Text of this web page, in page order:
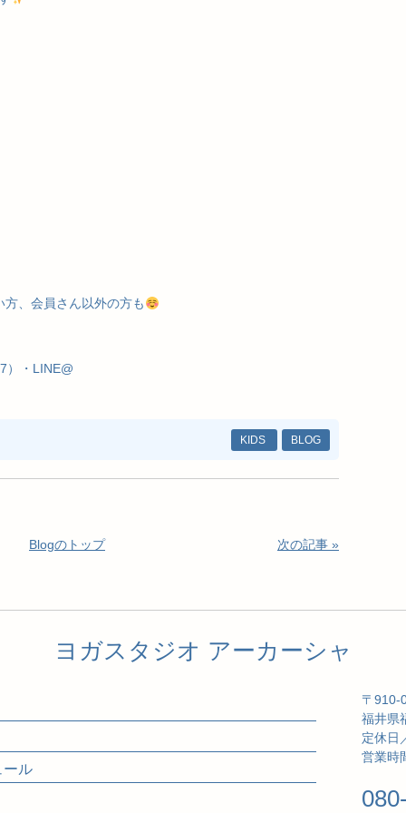
、会員さん以外の方も
）・LINE@
KIDS BLOG
Blogのトップ 次の記事 »
ヨガスタジオ アーカーシャ
ール
〒910-
福井県
定休日
営業時